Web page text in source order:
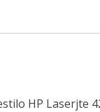
HP Laserjte